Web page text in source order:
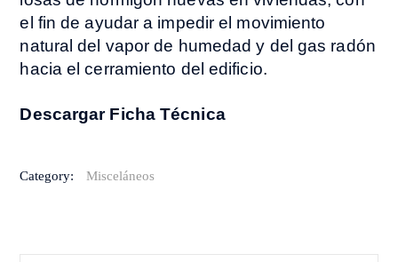
el fin de ayudar a impedir el movimiento
natural del vapor de humedad y del gas radón
hacia el cerramiento del edificio.
Descargar Ficha Técnica
Category: Misceláneos